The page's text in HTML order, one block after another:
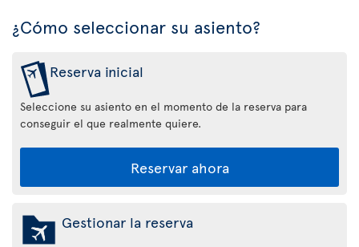
¿Cómo seleccionar su asiento?
Reserva inicial
Seleccione su asiento en el momento de la reserva para
conseguir el que realmente quiere.
Reservar ahora
Gestionar la reserva